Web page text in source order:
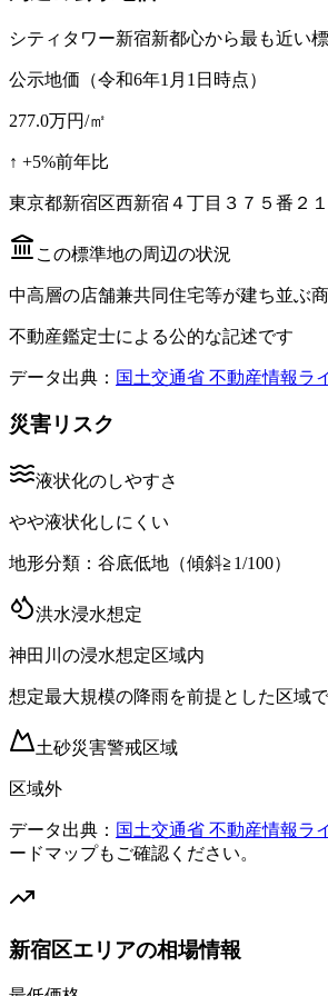
シティタワー新宿新都心から最も近い
公示地価（令和6年1月1日時点）
277.0万円/㎡
↑ +5%前年比
東京都新宿区西新宿４丁目３７５番２
この標準地の周辺の状況
中高層の店舗兼共同住宅等が建ち並ぶ
不動産鑑定士による公的な記述です
データ出典： 国土交通省 不動産情報ラ
災害リスク
液状化のしやすさ
やや液状化しにくい
地形分類： 谷底低地（傾斜≧1/100）
洪水浸水想定
神田川の浸水想定区域内
想定最大規模の降雨を前提とした区域
土砂災害警戒区域
区域外
データ出典： 国土交通省 不動産情報ラ
ードマップもご確認ください。
新宿区エリアの相場情報